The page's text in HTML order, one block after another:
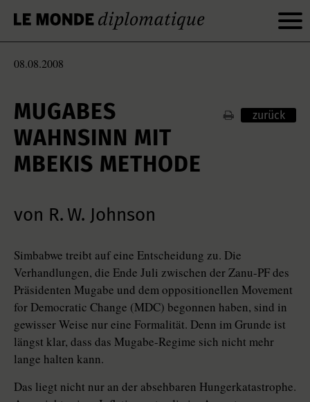
08.08.2008
MUGABES
WAHNSINN MIT
MBEKIS METHODE
zurück
von R. W. Johnson
Simbabwe treibt auf eine Entscheidung zu. Die
Verhandlungen, die Ende Juli zwischen der Zanu-PF des
Präsidenten Mugabe und dem oppositionellen Movement
for Democratic Change (MDC) begonnen haben, sind in
gewisser Weise nur eine Formalität. Denn im Grunde ist
längst klar, dass das Mugabe-Regime sich nicht mehr
lange halten kann.
Das liegt nicht nur an der absehbaren Hungerkatastrophe.